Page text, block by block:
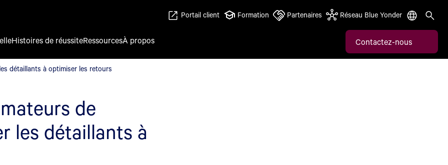
détaillants à optimiser les retours
Portail client Formation Partenaires Réseau Blue Yonder
Histoires de réussiteRessourcesÀ propos Contactez-nous
détaillants à optimiser les retours
de
les détaillants à